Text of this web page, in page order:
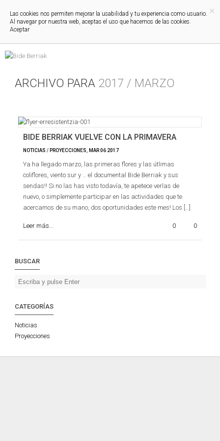
ARCHIVO PARA 2017 / MARZO
BIDE BERRIAK VUELVE CON LA PRIMAVERA
NOTICIAS / PROYECCIONES MAR06 2017
Ya ha llegado marzo, las primeras flores y las útlimas
coliflores, viento sur y … el documental Bide Berriak y sus
sendas!! Si no las has visto todavía, te apetece verlas de
nuevo, o simplemente participar en las actividades que te
acercamos de su mano, dos oportunidades este mes! Los […]
Leer más... 0 0
BUSCAR
CATEGORÍAS
Noticias
Proyecciones
×
Las cookies nos permiten mejorar la usabilidad y tu experiencia como usuario.
Al navegar por nuestra web, aceptas el uso que hacemos de las cookies.
Aceptar